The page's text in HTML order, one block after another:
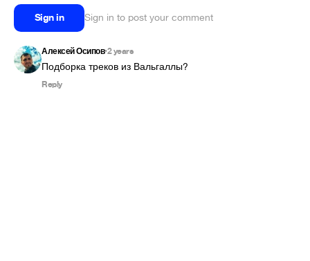
Sign in Sign in to post your comment
Алексей Осипов•2 years
Подборка треков из Вальгаллы?
Reply